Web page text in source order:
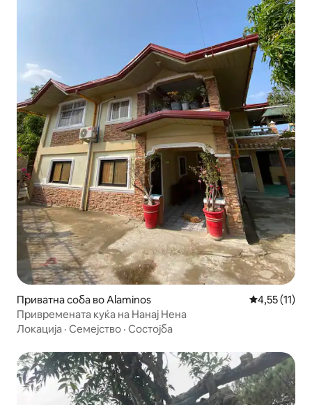
Приватна соба во Alaminos Просечна
4,55 (11)
Привремената куќа на Нанај Нена
Локација · Семејство · Состојба